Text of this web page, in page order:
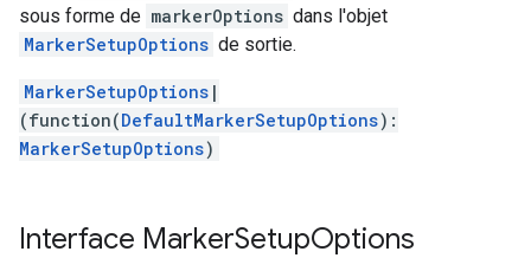
sous forme de markerOptions dans l'objet
MarkerSetupOptions de sortie.
MarkerSetupOptions |
(function(DefaultMarkerSetupOptions):
MarkerSetupOptions)
Interface MarkerSetupOptions